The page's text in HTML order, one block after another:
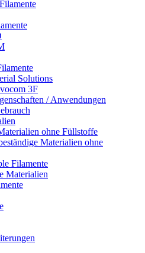
Solutions
3F
/ Anwendungen
ohne Füllstoffe
Materialien ohne
Filamente
Materialien